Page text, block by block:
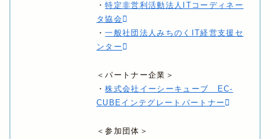
・特定非営利活動法人ITコーディネー
タ協会
・一般社団法人みちのくIT経営支援セ
ンター
＜パートナー企業＞
・株式会社イーシーキューブ EC-
CUBEインテグレートパートナー
＜参加団体＞